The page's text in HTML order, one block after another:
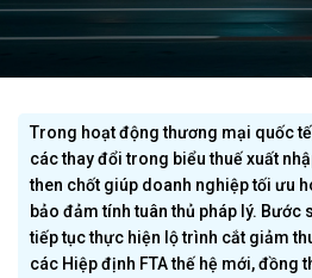
Trong hoạt động thương mại quốc
các thay đổi trong biểu thuế xuất
then chốt giúp doanh nghiệp tối ưu
bảo đảm tính tuân thủ pháp lý. Bước
tiếp tục thực hiện lộ trình cắt giảm
các Hiệp định FTA thế hệ mới, đồng